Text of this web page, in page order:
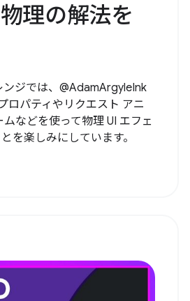
理の解法を
ンジでは、@AdamArgyleInk
ロパティやリクエスト アニ
などを使って物理 UI エフェ
を楽しみにしています。